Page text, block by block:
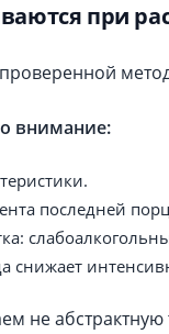
при
внимание:
последней
снижает
не